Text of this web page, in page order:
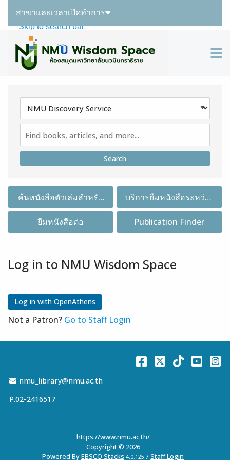
Skip to main navigation
Skip to search bar
Skip to main content
Skip to footer
สาขาและเวลาเปิดทำการ
Type
Discovery
Service
ค้นหนังสือตัวเล่มสำหรับ
ยืมคืน
บริการยืมหนังสือระหว่าง
ห้องสมุด
ยืมหนังสือต่อ Publication Finder
Log in to NMU Wisdom Space
Not a Patron? Go to Staff Login
Email Address
nmu_library@nmu.ac.th
P.02-2416517
Facebook
TwitterTikTok
https://www.nmu.ac.th/
Copyright © 2026
Powered ByEBSCO Stacks 4.0.125.7 Staff Login